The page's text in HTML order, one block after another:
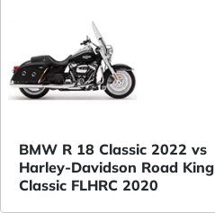
BMW R 18 Classic 2022 vs
Harley-Davidson Road King
Classic FLHRC 2020